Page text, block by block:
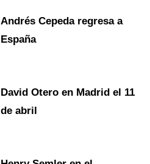
Andrés Cepeda regresa a
España
David Otero en Madrid el 11
de abril